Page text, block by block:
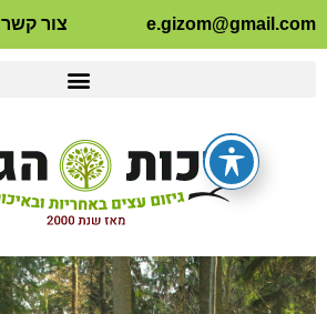
צור קשר: 0527761004